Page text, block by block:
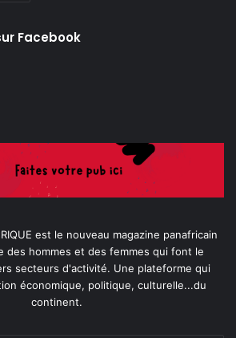
Facebook
est le nouveau magazine panafricain
des hommes et des femmes qui font le
secteurs d'activité. Une plateforme qui
économique, politique, culturelle...du
continent.